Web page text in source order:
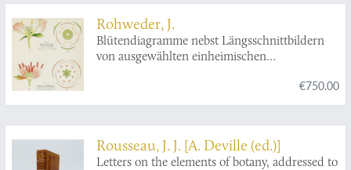
Rohweder, J.
Blütendiagramme nebst Längsschnittbildern
von ausgewählten einheimischen
Hauptabteilungen des natürlichen und des
Linnéschen Pflanzensystems zur Einführung
€750.00
Rousseau, J. J. [A. Deville (ed.)]
Letters on the elements of botany, addressed to